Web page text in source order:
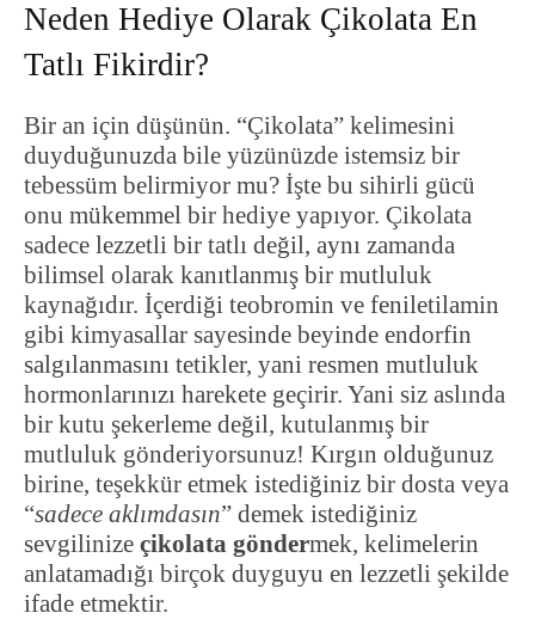
Neden Hediye Olarak Çikolata En
Tatlı Fikirdir?
Bir an için düşünün. “Çikolata” kelimesini
duyduğunuzda bile yüzünüzde istemsiz bir
tebessüm belirmiyor mu? İşte bu sihirli gücü
onu mükemmel bir hediye yapıyor. Çikolata
sadece lezzetli bir tatlı değil, aynı zamanda
bilimsel olarak kanıtlanmış bir mutluluk
kaynağıdır. İçerdiği teobromin ve feniletilamin
gibi kimyasallar sayesinde beyinde endorfin
salgılanmasını tetikler, yani resmen mutluluk
hormonlarınızı harekete geçirir. Yani siz aslında
bir kutu şekerleme değil, kutulanmış bir
mutluluk gönderiyorsunuz! Kırgın olduğunuz
birine, teşekkür etmek istediğiniz bir dosta veya
“sadece aklımdasın” demek istediğiniz
sevgilinize çikolata göndermek, kelimelerin
anlatamadığı birçok duyguyu en lezzetli şekilde
ifade etmektir.